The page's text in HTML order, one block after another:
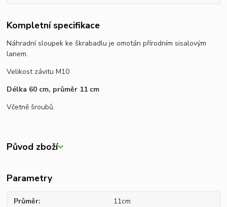
Kompletní specifikace
Náhradní sloupek ke škrabadlu je omotán přírodním sisalovým
lanem.
Velikost závitu M10
Délka 60 cm, průměr 11 cm
Včetně šroubů.
Původ zboží
Parametry
Průměr 11cm